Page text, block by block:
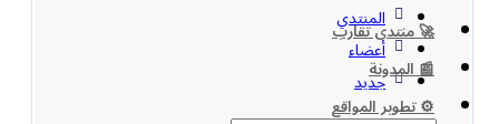
🚀 منتدى تقارب
📰 المدونة
⚙️ تطوير المواقع
المنتدي
أعضاء
جديد